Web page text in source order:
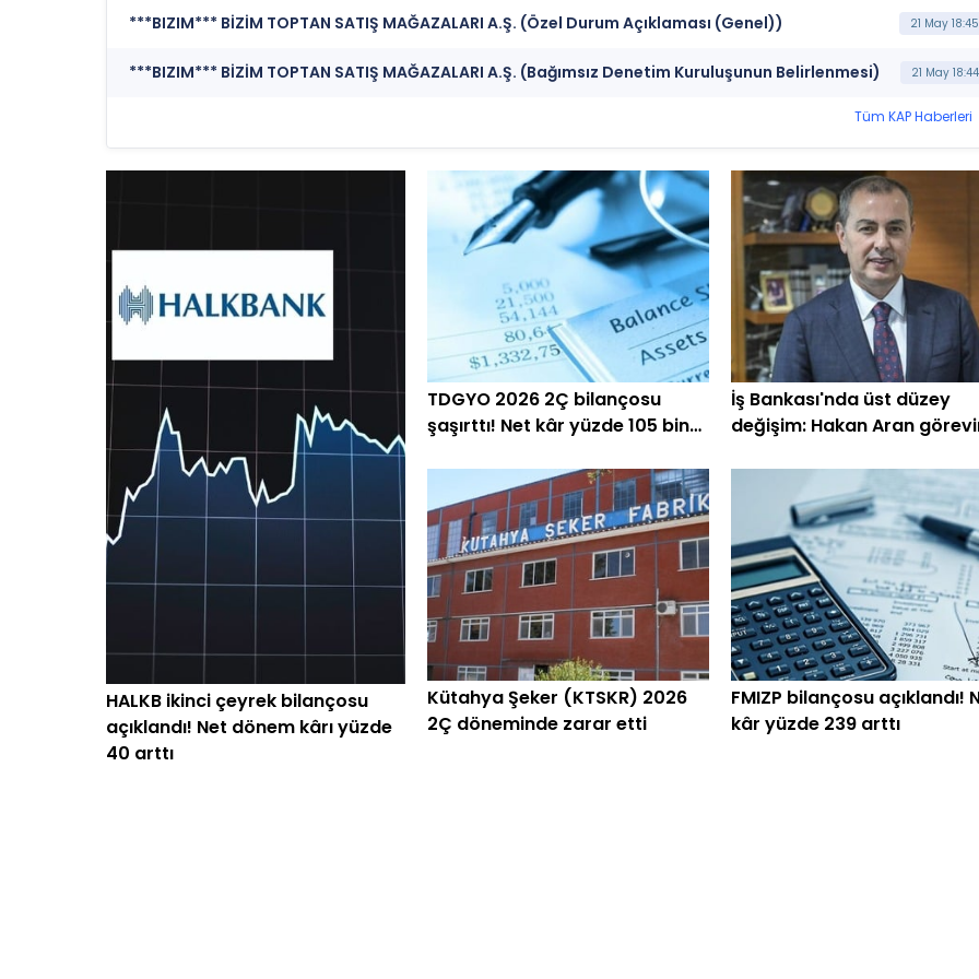
***BIZIM*** BİZİM TOPTAN SATIŞ MAĞAZALARI A.Ş. (Özel Durum Açıklaması (Genel)) 21 May 18:45
***BIZIM*** BİZİM TOPTAN SATIŞ MAĞAZALARI A.Ş. (Bağımsız Denetim Kuruluşunun Belirlenmesi) 21 May 18:44
Tüm KAP Haberleri
HALKB ikinci çeyrek bilançosu
açıklandı! Net dönem kârı yüzde
40 arttı
TDGYO 2026 2Ç bilançosu
şaşırttı! Net kâr yüzde 105 bin
İş Bankası'nda üst düzey
değişim: Hakan Aran
Kütahya Şeker (KTSKR) 2026
2Ç döneminde zarar etti
FMIZP bilançosu açıklandı!
kâr yüzde 239 arttı